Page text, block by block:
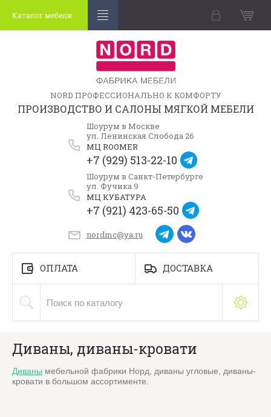
Каталог мебели
NORD ПРОФЕССИОНАЛЬНО К КОМФОРТУ
ПРОИЗВОДСТВО И САЛОНЫ МЯГКОЙ МЕБЕЛИ
Шоурум в Москве
ул. Ленинская Слобода 26
МЦ ROOMER
+7 (929) 513-22-10
Шоурум в Санкт-Петербурге
ул. Фучика 9
МЦ КУБАТУРА
+7 (921) 423-65-50
nordmc@ya.ru
ОПЛАТА ДОСТАВКА
Диваны, диваны-кровати
Диваны мебельной фабрики Норд, диваны угловые, диваны-
кровати в большом ассортименте.